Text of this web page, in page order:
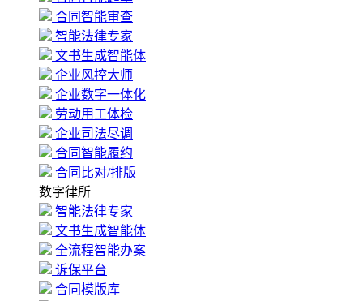
合同智能审查
智能法律专家
文书生成智能体
企业风控大师
企业数字一体化
劳动用工体检
企业司法尽调
合同智能履约
合同比对/排版
数字律所
智能法律专家
文书生成智能体
全流程智能办案
诉保平台
合同模版库